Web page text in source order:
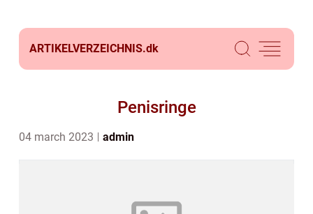
ARTIKELVERZEICHNIS.dk
Penisringe
04 march 2023 admin